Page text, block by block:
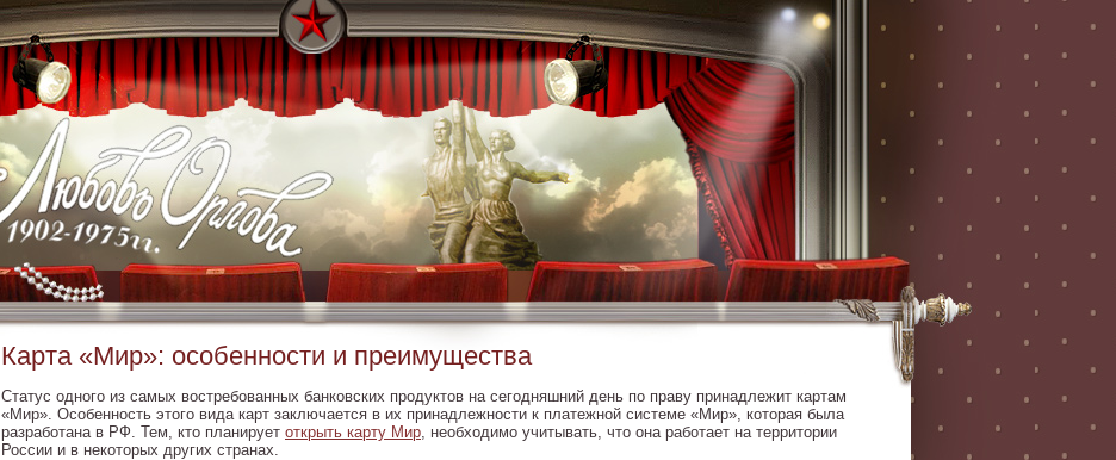
Карта «Мир»: особенности и преимущества
Статус одного из самых востребованных банковских продуктов на сегодняшний день по праву принадлежит картам
«Мир». Особенность этого вида карт заключается в их принадлежности к платежной системе «Мир», которая была
разработана в РФ. Тем, кто планирует открыть карту Мир, необходимо учитывать, что она работает на территории
России и в некоторых других странах.